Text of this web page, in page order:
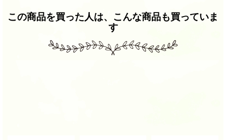
この商品を買った人は、こんな商品も買っていま
す